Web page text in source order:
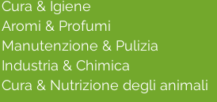
Cura & Igiene
Aromi & Profumi
Manutenzione & Pulizia
Industria & Chimica
Cura & Nutrizione degli animali